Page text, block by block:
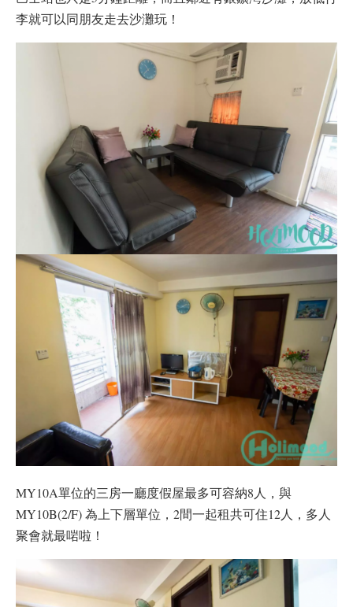
李就可以同朋友走去沙灘玩！
MY10A單位的三房一廳度假屋最多可容納8人，與
MY10B(2/F) 為上下層單位，2間一起租共可住12人，多人
聚會就最啱啦！